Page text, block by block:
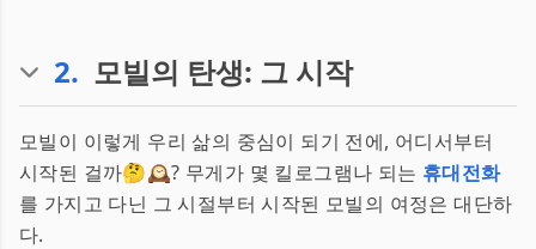
2. 모빌의 탄생: 그 시작
모빌이 이렇게 우리 삶의 중심이 되기 전에, 어디서부터
시작된 걸까🤔🕰? 무게가 몇 킬로그램나 되는 휴대전화
를 가지고 다닌 그 시절부터 시작된 모빌의 여정은 대단하
다.